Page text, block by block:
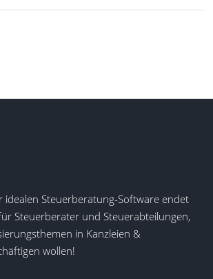
idealen Steuerberatung-Software endet
Steuerberater und Steuerabteilungen,
in Kanzleien &
wollen!